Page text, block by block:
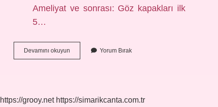
Ameliyat ve sonrası: Göz kapakları ilk
5…
Devamını okuyun
Ameliyatı
Yorum Bırak
https://grooy.net https://simarikcanta.com.tr